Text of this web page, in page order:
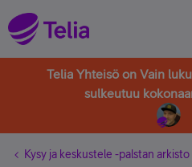
Telia Yhteisö on Vain
sulkeutuu
Kysy ja keskustele -palstan arkisto